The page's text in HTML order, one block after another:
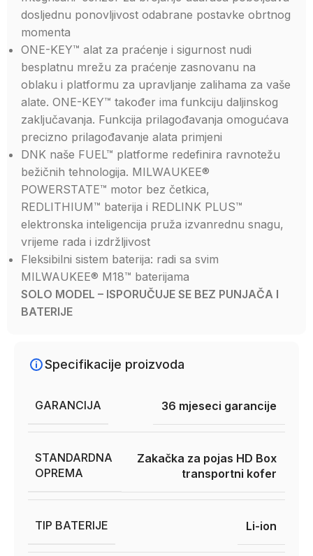
dosljednu ponovljivost odabrane postavke obrtnog
momenta
ONE-KEY™ alat za praćenje i sigurnost nudi
besplatnu mrežu za praćenje zasnovanu na
oblaku i platformu za upravljanje zalihama za vaše
alate. ONE-KEY™ također ima funkciju daljinskog
zaključavanja. Funkcija prilagođavanja omogućava
precizno prilagođavanje alata primjeni
DNK naše FUEL™ platforme redefinira ravnotežu
bežičnih tehnologija. MILWAUKEE®
POWERSTATE™ motor bez četkica,
REDLITHIUM™ baterija i REDLINK PLUS™
elektronska inteligencija pruža izvanrednu snagu,
vrijeme rada i izdržljivost
Fleksibilni sistem baterija: radi sa svim
MILWAUKEE® M18™ baterijama
SOLO MODEL – ISPORUČUJE SE BEZ PUNJAČA I
BATERIJE
Specifikacije proizvoda
GARANCIJA 36 mjeseci garancije
STANDARDNA
OPREMA
Zakačka za pojas HD Box
transportni kofer
TIP BATERIJE Li-ion